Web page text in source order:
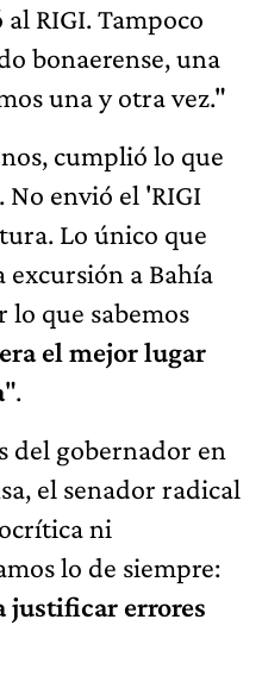
RIGI. Tampoco
bonaerense, una
una y otra vez."
cumplió lo que
No envió el 'RIGI
Lo único que
a Bahía
lo que sabemos
era el mejor lugar
".
del gobernador en
el senador radical
ni
lo de siempre:
justificar errores